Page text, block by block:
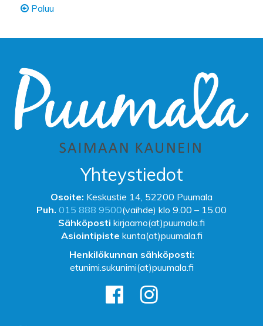
Paluu
Yhteystiedot
Osoite: Keskustie 14, 52200 Puumala
Puh. 015 888 9500(vaihde) klo 9.00 – 15.00
Sähköposti kirjaamo(at)puumala.fi
Asiointipiste kunta(at)puumala.fi
Henkilökunnan sähköposti:
etunimi.sukunimi(at)puumala.fi